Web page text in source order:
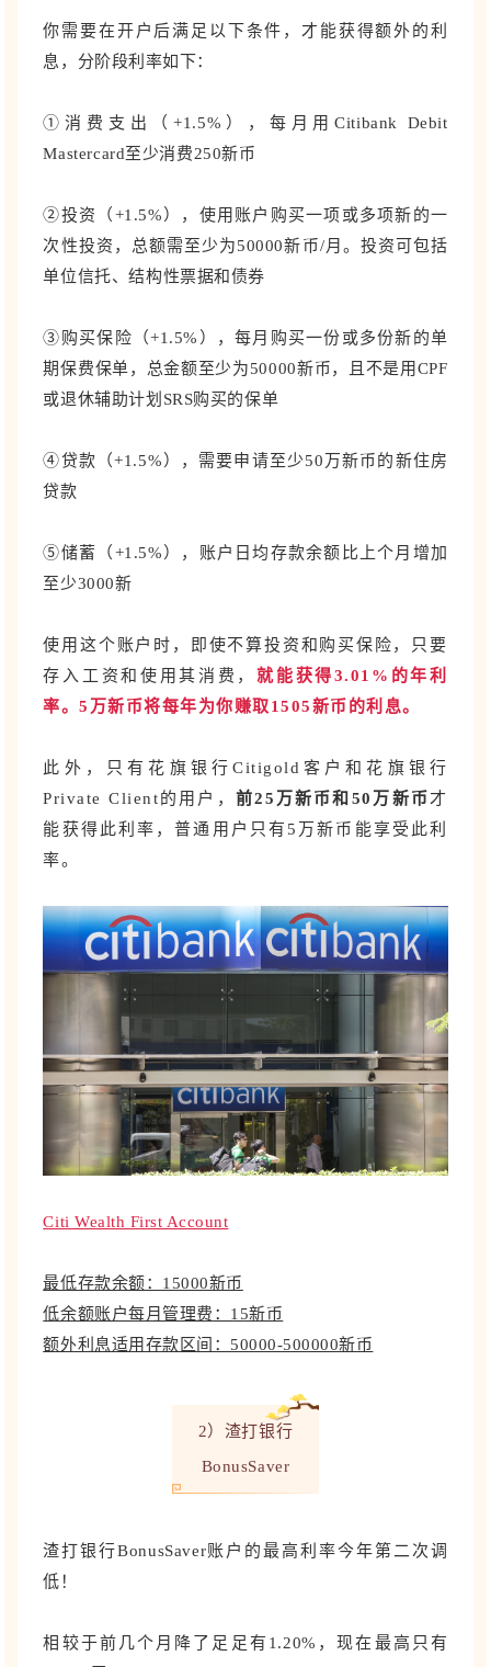
你需要在开户后满足以下条件，才能获得额外的利
息，分阶段利率如下：
①消费支出（+1.5%）
，每月用Citibank Debit
Mastercard至少消费250新币
②投资（+1.5%）
，使用账户购买一项或多项新的一
次性投资，总额需至少为50000新币/月。投资可包括
单位信托、结构性票据和债券
③购买保险（+1.5%）
，每月购买一份或多份新的单
期保费保单，总金额至少为50000新币，且不是用CPF
或退休辅助计划SRS购买的保单
④贷款（+1.5%）
，需要申请至少50万新币的新住房
贷款
⑤储蓄（+1.5%）
，账户日均存款余额比上个月增加
至少3000新
使用这个账户时，即使不算投资和购买保险，只要
存入工资和使用其消费，就能获得3.01%的年利
率。5万新币将每年为你赚取1505新币的利息。
此外，只有花旗银行Citigold客户和花旗银行
Private Client的用户， 前25万新币和50万新币才
能获得此利率，普通用户只有5万新币能享受此利
率。
Citi Wealth First Account
最低存款余额：15000新币
低余额账户每月管理费：15新币
额外利息适用存款区间：50000-500000新币
2）渣打银行
BonusSaver
渣打银行BonusSaver账户的最高利率今年第二次调
低！
相较于前几个月降了足足有1.20%，现在最高只有